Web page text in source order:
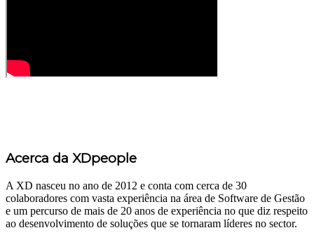
Acerca da XDpeople
A XD nasceu no ano de 2012 e conta com cerca de 30
colaboradores com vasta experiência na área de Software de Gestão
e um percurso de mais de 20 anos de experiência no que diz respeito
ao desenvolvimento de soluções que se tornaram líderes no sector.